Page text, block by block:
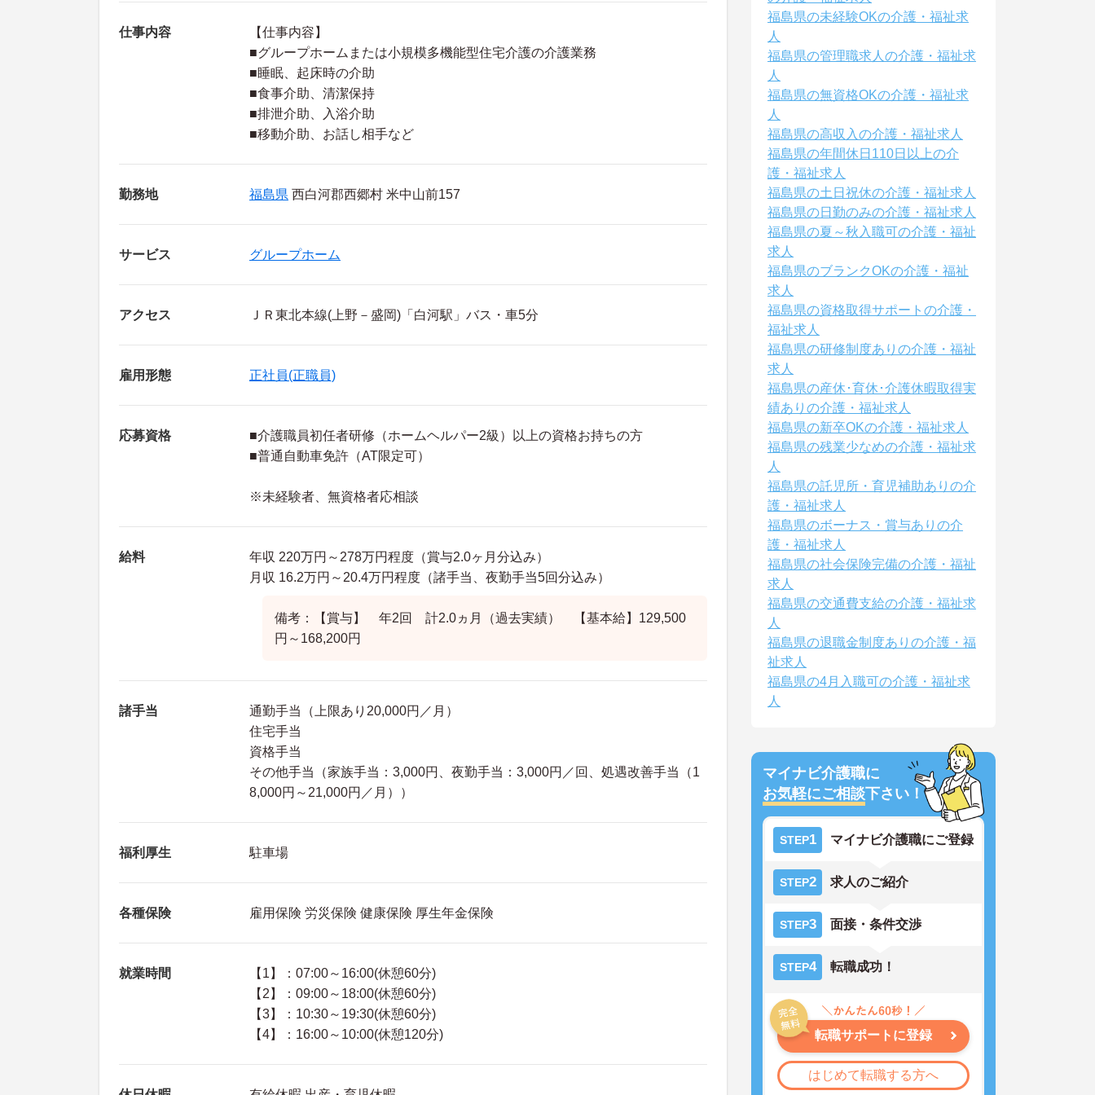
仕事内容
【仕事内容】
■グループホームまたは小規模多機能型住宅介護の介護業務
■睡眠、起床時の介助
■食事介助、清潔保持
■排泄介助、入浴介助
■移動介助、お話し相手など
勤務地 福島県 西白河郡西郷村 米中山前157
サービス グループホーム
アクセス ＪＲ東北本線(上野－盛岡)「白河駅」バス・車5分
雇用形態 正社員(正職員)
応募資格
■介護職員初任者研修（ホームヘルパー2級）以上の資格お持ちの方
■普通自動車免許（AT限定可）
※未経験者、無資格者応相談
給料
年収 220万円～278万円程度（賞与2.0ヶ月分込み）
月収 16.2万円～20.4万円程度（諸手当、夜勤手当5回分込み）
備考：【賞与】 年2回 計2.0ヵ月（過去実績） 【基本給】129,500
円～168,200円
諸手当
通勤手当（上限あり20,000円／月）
住宅手当
資格手当
その他手当（家族手当：3,000円、夜勤手当：3,000円／回、処遇改善手当（1
8,000円～21,000円／月））
福利厚生 駐車場
各種保険 雇用保険 労災保険 健康保険 厚生年金保険
就業時間
【1】：07:00～16:00(休憩60分)
【2】：09:00～18:00(休憩60分)
【3】：10:30～19:30(休憩60分)
【4】：16:00～10:00(休憩120分)
福島県の未経験OKの介護・福祉求
人
福島県の管理職求人の介護・福祉求
人
福島県の無資格OKの介護・福祉求
人
福島県の高収入の介護・福祉求人
福島県の年間休日110日以上の介
護・福祉求人
福島県の土日祝休の介護・福祉求人
福島県の日勤のみの介護・福祉求人
福島県の夏～秋入職可の介護・福祉
求人
福島県のブランクOKの介護・福祉
求人
福島県の資格取得サポートの介護・
福祉求人
福島県の研修制度ありの介護・福祉
求人
福島県の産休･育休･介護休暇取得実
績ありの介護・福祉求人
福島県の新卒OKの介護・福祉求人
福島県の残業少なめの介護・福祉求
人
福島県の託児所・育児補助ありの介
護・福祉求人
福島県のボーナス・賞与ありの介
護・福祉求人
福島県の社会保険完備の介護・福祉
求人
福島県の交通費支給の介護・福祉求
人
福島県の退職金制度ありの介護・福
祉求人
福島県の4月入職可の介護・福祉求
人
マイナビ介護職に
お気軽にご相談下さい！
STEP1 マイナビ介護職にご登録
STEP2 求人のご紹介
STEP3 面接・条件交渉
STEP4 転職成功！
転職サポートに登録
はじめて転職する方へ